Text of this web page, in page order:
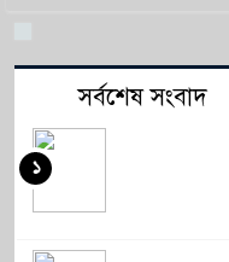
সর্বশেষ সংবাদ
১